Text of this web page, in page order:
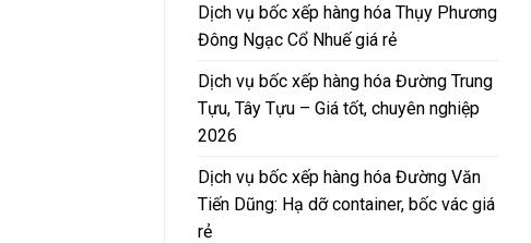
Dịch vụ bốc xếp hàng hóa Thụy Phương
Đông Ngạc Cổ Nhuế giá rẻ
Dịch vụ bốc xếp hàng hóa Đường Trung
Tựu, Tây Tựu – Giá tốt, chuyên nghiệp
2026
Dịch vụ bốc xếp hàng hóa Đường Văn
Tiến Dũng: Hạ dỡ container, bốc vác giá
rẻ